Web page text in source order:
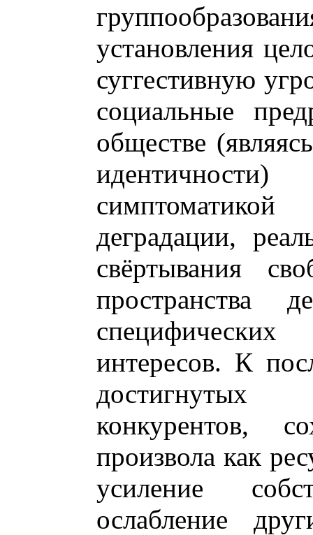
установления
суггестивную
социальные
обществе
деградации,
свёртывания
пространства
специфических
интересов. К
достигнутых
конкурентов,
произвола как
усиление
ослабление